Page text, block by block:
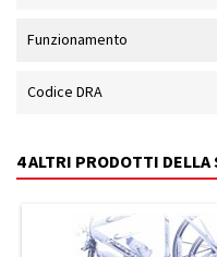
Funzionamento
Codice DRA
4 ALTRI PRODOTTI DELLA